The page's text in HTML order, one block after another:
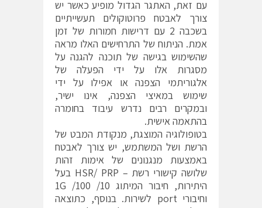
עם זאת, האתגר הגדול מופיע כאשר יש
צורך לאבטח פרוטוקולים תעשייתיים
בשכבה 2 עם דרישות חמורות של זמן
אמת. הניתוח של התרחישים האלו מראה
שהשימוש בגישה של תוכנה להגנה על
מסגרות אלו על ידי הפעלה של
אלגוריתמי הצפנה או אפילו על ידי
שימוש במאיצי הצפנה, אינו ישיר,
ובמקרים רבים נדרש עיבוד בחומרה
בהתאמה אישית.
בטופולוגיה המוצגת, מנקודת המבט של
הרשת ושל המשתמש, יש צורך לאבטח
באמצעות מנגנונים של אימות זהות
שלושה קישורי רשת – HSR/ PRP בעל
היתירות, חיבור המיתוג 10/ 100/ 1G
וחיבורי port לשירות. בנוסף, כתוצאה